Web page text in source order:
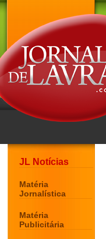
JL Notícias
Matéria
Jornalística
Matéria
Publicitária